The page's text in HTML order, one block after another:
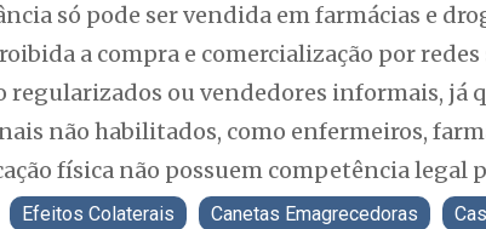
só pode ser vendida em farmácias e
a compra e comercialização por
regularizados ou vendedores informais, já
não habilitados, como enfermeiros,
física não possuem competência legal
Efeitos Colaterais Canetas Emagrecedoras